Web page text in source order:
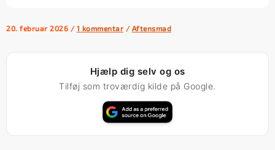
20. februar 2026 / 1 kommentar / Aftensmad
Hjælp dig selv og os
Tilføj som troværdig kilde på Google.